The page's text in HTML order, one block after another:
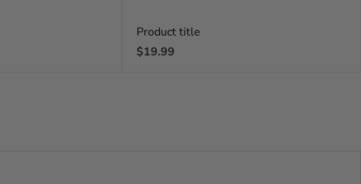
Product title
Regular
$19.99